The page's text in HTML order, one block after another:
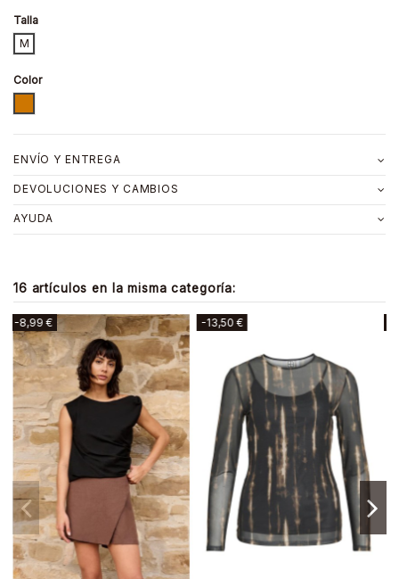
Talla
M
Color
ENVÍO Y ENTREGA
DEVOLUCIONES Y CAMBIOS
AYUDA
16 artículos en la misma categoría:
-15,99 € -3,99 €